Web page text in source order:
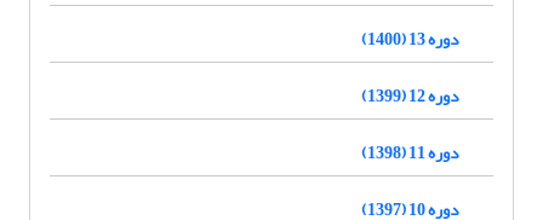
دوره 13 (1400)
دوره 12 (1399)
دوره 11 (1398)
دوره 10 (1397)